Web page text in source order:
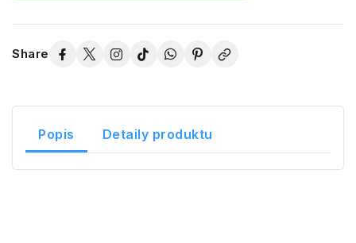
Share
Popis Detaily produktu